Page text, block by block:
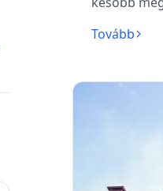
Tovább